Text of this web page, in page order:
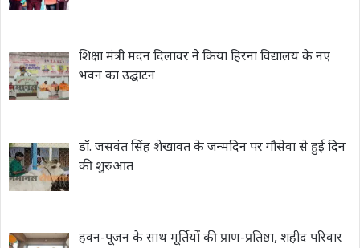
शिक्षा मंत्री मदन दिलावर ने किया हिरना विद्यालय के नए
भवन का उद्घाटन
डॉ. जसवंत सिंह शेखावत के जन्मदिन पर गौसेवा से हुई दिन
की शुरुआत
हवन-पूजन के साथ मूर्तियों की प्राण-प्रतिष्ठा, शहीद परिवार